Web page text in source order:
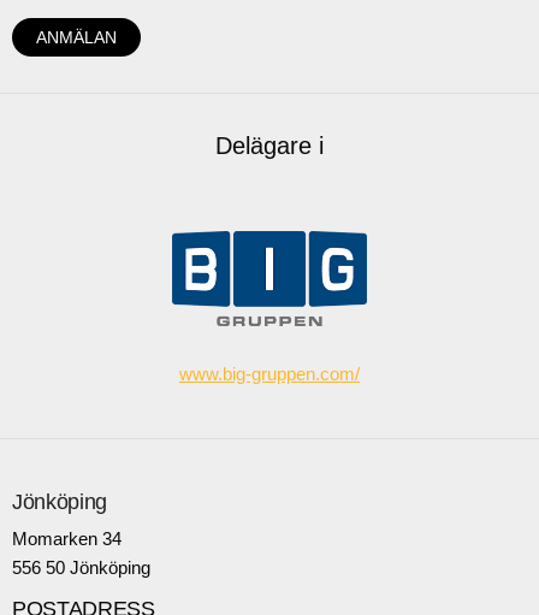
Delägare i
www.big-gruppen.com/
Jönköping
Momarken 34
556 50 Jönköping
POSTADRESS